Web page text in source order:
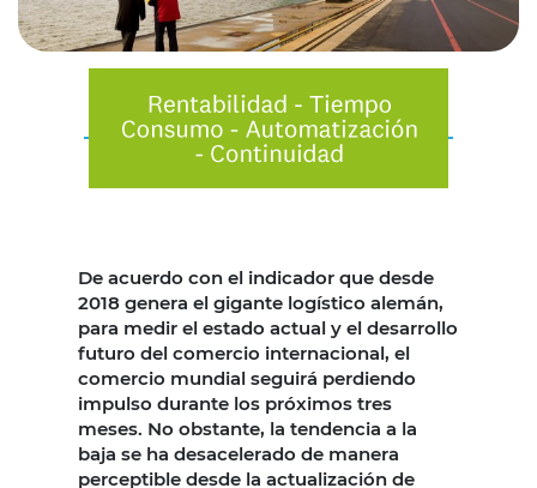
De acuerdo con el indicador que desde
2018 genera el gigante logístico alemán,
para medir el estado actual y el desarrollo
futuro del comercio internacional, el
comercio mundial seguirá perdiendo
impulso durante los próximos tres
meses. No obstante, la tendencia a la
baja se ha desacelerado de manera
perceptible desde la actualización de